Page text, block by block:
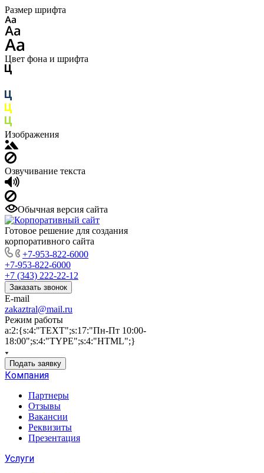
Размер шрифта
Цвет фона и шрифта
Изображения
Озвучивание текста
Обычная версия сайта
Готовое решение для создания
корпоративного сайта
+7-953-822-6000
+7-953-822-6000
+7 (343) 222-22-12
Заказать звонок
E-mail
zakaztral@mail.ru
Режим работы
a:2:{s:4:"TEXT";s:17:"Пн-Пт 10:00-
18:00";s:4:"TYPE";s:4:"HTML";}
Подать заявку
Компания
Партнеры
Отзывы
Вакансии
Реквизиты
Презентация
Услуги